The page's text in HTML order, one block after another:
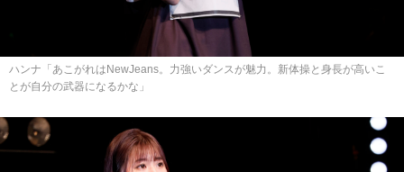
ハンナ「あこがれはNewJeans。力強いダンスが魅力。新体操と身長が高いこ
とが自分の武器になるかな」